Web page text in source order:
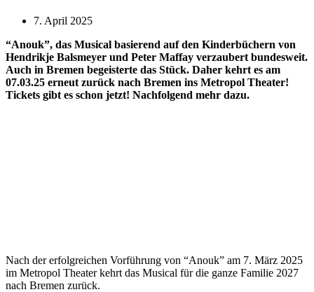
7. April 2025
“Anouk”, das Musical basierend auf den Kinderbüchern von
Hendrikje Balsmeyer und Peter Maffay verzaubert bundesweit.
Auch in Bremen begeisterte das Stück. Daher kehrt es am
07.03.25 erneut zurück nach Bremen ins Metropol Theater!
Tickets gibt es schon jetzt! Nachfolgend mehr dazu.
Nach der erfolgreichen Vorführung von “Anouk” am 7. März 2025
im Metropol Theater kehrt das Musical für die ganze Familie 2027
nach Bremen zurück.